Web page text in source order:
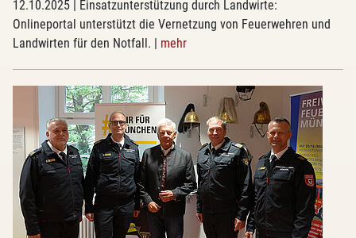
12.10.2025 | Einsatzunterstützung durch Landwirte:
Onlineportal unterstützt die Vernetzung von Feuerwehren und
Landwirten für den Notfall. | mehr